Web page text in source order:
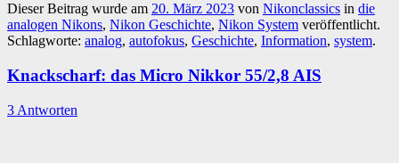
Dieser Beitrag wurde am 20. März 2023 von Nikonclassics in die
analogen Nikons, Nikon Geschichte, Nikon System veröffentlicht.
Schlagworte: analog, autofokus, Geschichte, Information, system.
Knackscharf: das Micro Nikkor 55/2,8 AIS
3 Antworten